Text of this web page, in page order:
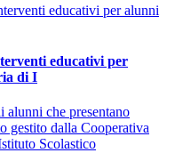
educativi per
di I
che presentano
gestito dalla Cooperativa
Scolastico